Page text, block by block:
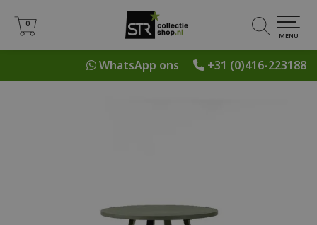
+31 (0)416-223188
WhatsApp ons
0
0
MENU